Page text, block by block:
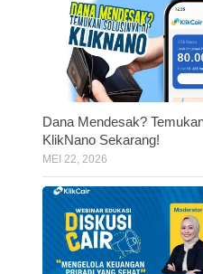
Dana Mendesak?
KlikNano Sekarang!
MEI 22, 2026